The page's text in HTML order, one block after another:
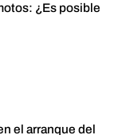
¿Es posible
el arranque del